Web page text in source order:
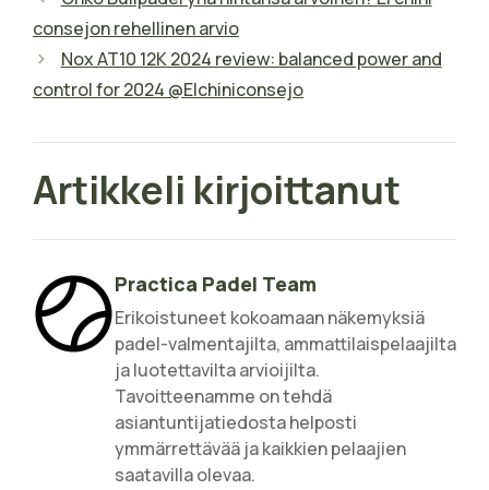
consejon rehellinen arvio
Nox AT10 12K 2024 review: balanced power and
control for 2024 @Elchiniconsejo
Artikkeli kirjoittanut
Practica Padel Team
Erikoistuneet kokoamaan näkemyksiä
padel-valmentajilta, ammattilaispelaajilta
ja luotettavilta arvioijilta.
Tavoitteenamme on tehdä
asiantuntijatiedosta helposti
ymmärrettävää ja kaikkien pelaajien
saatavilla olevaa.